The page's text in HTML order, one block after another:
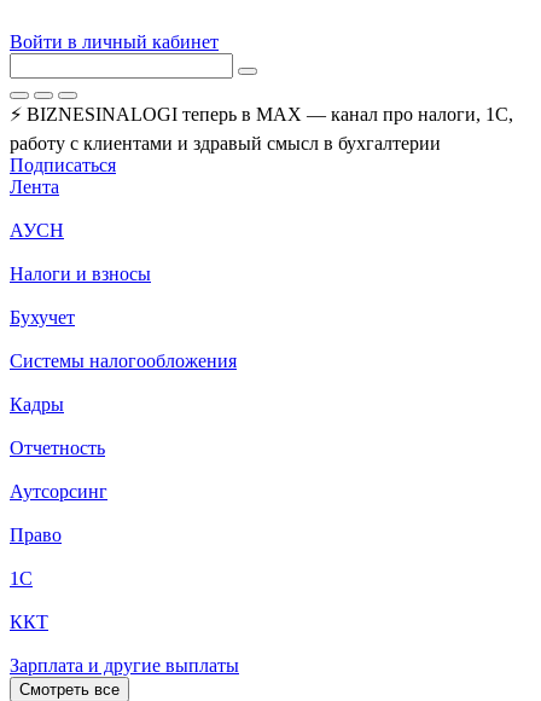
Войти в личный кабинет
⚡ BIZNESINALOGI теперь в MAX — канал про налоги, 1С,
работу с клиентами и здравый смысл в бухгалтерии
Подписаться
Лента
АУСН
Налоги и взносы
Бухучет
Системы налогообложения
Кадры
Отчетность
Аутсорсинг
Право
1С
ККТ
Зарплата и другие выплаты
Смотреть все